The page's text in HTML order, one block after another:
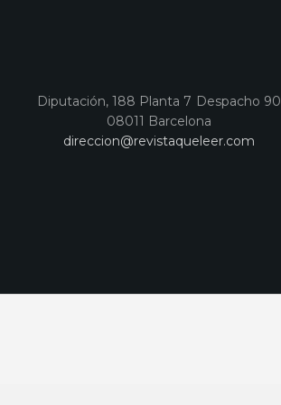
Diputación, 188 Planta 7 Despacho 90
08011 Barcelona
direccion@revistaqueleer.com